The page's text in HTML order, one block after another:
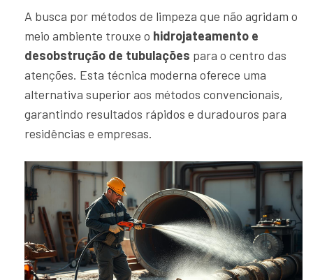
A busca por métodos de limpeza que não agridam o
meio ambiente trouxe o hidrojateamento e
desobstrução de tubulações para o centro das
atenções. Esta técnica moderna oferece uma
alternativa superior aos métodos convencionais,
garantindo resultados rápidos e duradouros para
residências e empresas.